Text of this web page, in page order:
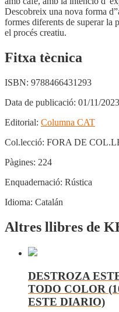
Descobreix una nova forma
formes diferents de superar la
el procés creatiu.
Fitxa tècnica
ISBN: 9788466431293
Data de publicació: 01/11/2023
Editorial: Columna CAT
Col.lecció: FORA DE
Pàgines: 224
Enquadernació: Rústica
Idioma: Catalán
Altres llibres de
DESTROZA
TODO COLOR
ESTE DIARIO)